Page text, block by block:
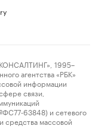
1995–
агентства «РБК»
информации
связи,
63848) и сетевого
средства массовой